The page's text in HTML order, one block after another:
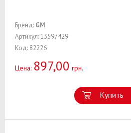
Бренд: GM
Артикул: 13597429
Код: 82226
Цена: 897,00 грн.
Купить